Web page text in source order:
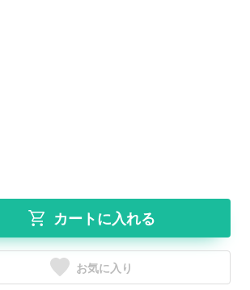
カートに入れる
お気に入り